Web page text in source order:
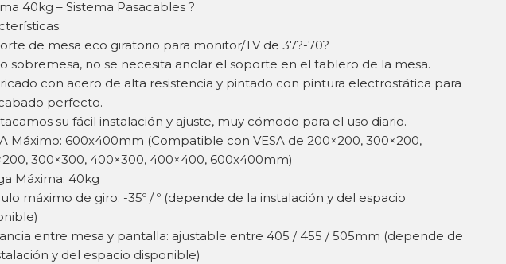
40kg – Sistema Pasacables ?
de mesa eco giratorio para monitor/TV de 37?-70?
sobremesa, no se necesita anclar el soporte en el tablero de la mesa.
con acero de alta resistencia y pintado con pintura electrostática para
perfecto.
su fácil instalación y ajuste, muy cómodo para el uso diario.
Máximo: 600x400mm (Compatible con VESA de 200×200, 300×200,
300×300, 400×300, 400×400, 600x400mm)
Máxima: 40kg
máximo de giro: -35º / º (depende de la instalación y del espacio
entre mesa y pantalla: ajustable entre 405 / 455 / 505mm (depende de
y del espacio disponible)